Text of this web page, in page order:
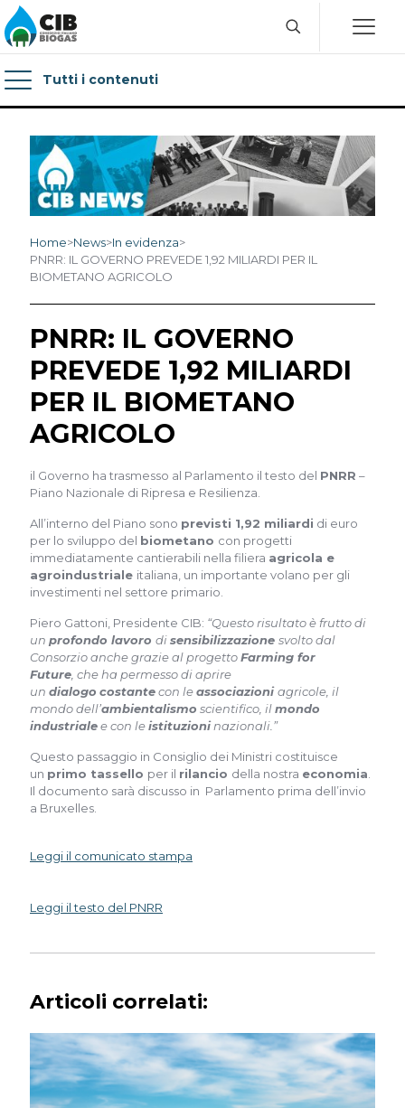
Tutti i contenuti
Home>News>In evidenza>
PNRR: IL GOVERNO PREVEDE 1,92 MILIARDI PER IL
BIOMETANO AGRICOLO
PNRR: IL GOVERNO
PREVEDE 1,92 MILIARDI
PER IL BIOMETANO
AGRICOLO
il Governo ha trasmesso al Parlamento il testo del PNRR –
Piano Nazionale di Ripresa e Resilienza.
All’interno del Piano sono previsti 1,92 miliardi di euro
per lo sviluppo del biometano con progetti
immediatamente cantierabili nella filiera agricola e
agroindustriale italiana, un importante volano per gli
investimenti nel settore primario.
Piero Gattoni, Presidente CIB: “Questo risultato è frutto di
un profondo lavoro disensibilizzazione svolto dal
Consorzio anche grazie al progettoFarming for
Future, che ha permesso di aprire
un dialogo costantecon leassociazioniagricole, il
mondo dell’ambientalismo scientifico, ilmondo
industrialee con leistituzioninazionali.”
Questo passaggio in Consiglio dei Ministri costituisce
un primo tassello per il rilancio della nostra economia.
Il documento sarà discusso in Parlamento prima dell’invio
a Bruxelles.
Leggi il comunicato stampa
Leggi il testo del PNRR
Articoli correlati: